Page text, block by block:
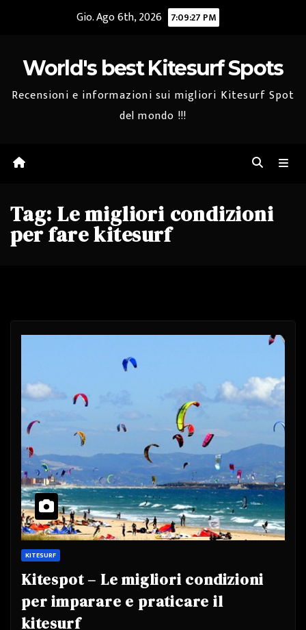
Gio. Ago 6th, 2026 7:09:28 PM
World's best Kitesurf Spots
Recensioni e informazioni sui migliori Kitesurf Spot
del mondo !!!
Tag: Le migliori condizioni
per fare kitesurf
KITESURF
Kitespot – Le migliori condizioni
per imparare e praticare il
kitesurf